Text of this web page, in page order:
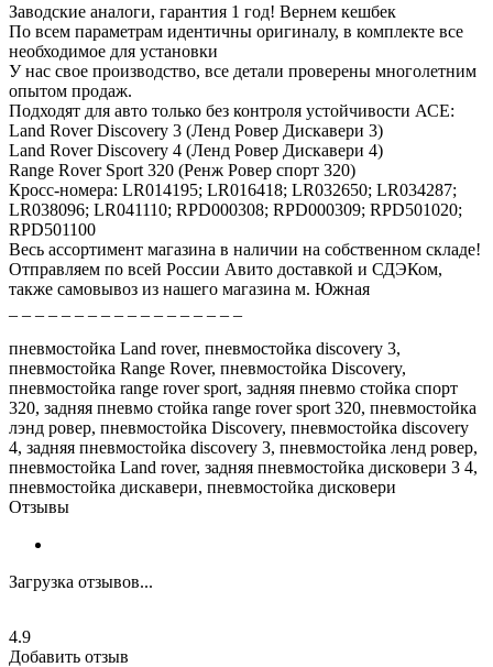
Заводские аналоги, гарантия 1 год! Вернем кешбек
По всем параметрам идентичны оригиналу, в комплекте все
необходимое для установки
У нас свое производство, все детали проверены многолетним
опытом продаж.
Подходят для авто только без контроля устойчивости АСЕ:
Land Rover Discovery 3 (Ленд Ровер Дискавери 3)
Land Rover Discovery 4 (Ленд Ровер Дискавери 4)
Range Rover Sport 320 (Ренж Ровер спорт 320)
Кросс-номера: LR014195; LR016418; LR032650; LR034287;
LR038096; LR041110; RPD000308; RPD000309; RPD501020;
RPD501100
Весь ассортимент магазина в наличии на собственном складе!
Отправляем по всей России Авито доставкой и СДЭКом,
также самовывоз из нашего магазина м. Южная
пневмостойка Lаnd rоvеr, пневмостойка disсоvеry 3,
пневмостойка Rаngе Rоvеr, пневмостойка Disсоvеry,
пневмостойка rаngе rоvеr sроrt, задняя пневмо стойка спорт
320, задняя пневмо стойка range rover sport 320, пневмостойка
лэнд ровер, пневмостойка Disсоvеry, пневмостойка disсоvеry
4, задняя пневмостойка discovery 3, пневмостойка ленд ровер,
пневмостойка Lаnd rоvеr, задняя пневмостойка дисковери 3 4,
пневмостойка дискавери, пневмостойка дисковери
Отзывы
Загрузка отзывов...
4.9
Добавить отзыв